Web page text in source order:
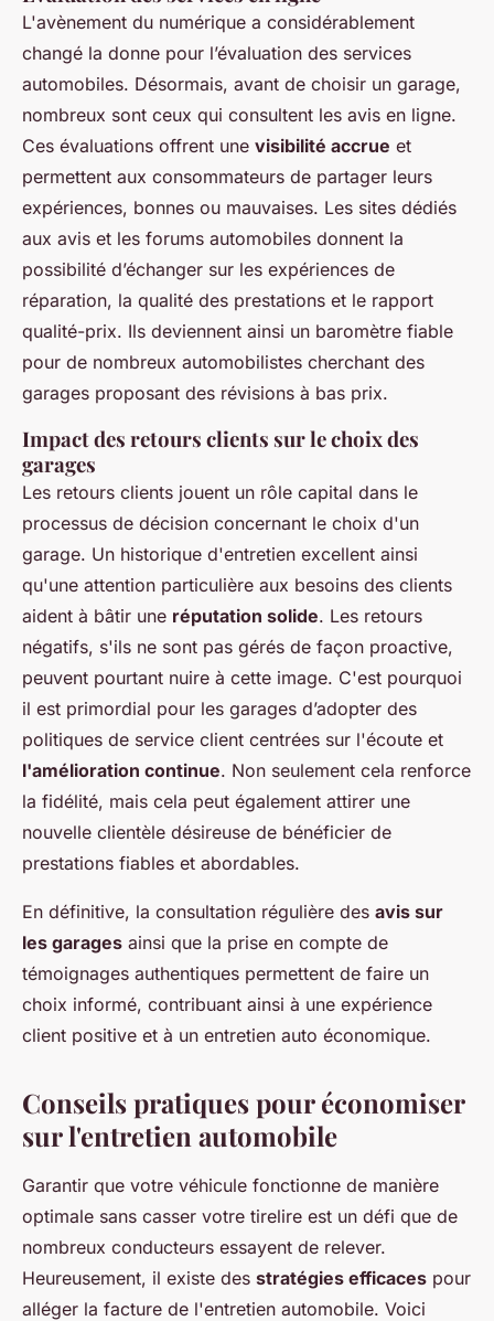
L'avènement du numérique a considérablement
changé la donne pour l’évaluation des services
automobiles. Désormais, avant de choisir un garage,
nombreux sont ceux qui consultent les avis en ligne.
Ces évaluations offrent une visibilité accrue et
permettent aux consommateurs de partager leurs
expériences, bonnes ou mauvaises. Les sites dédiés
aux avis et les forums automobiles donnent la
possibilité d’échanger sur les expériences de
réparation, la qualité des prestations et le rapport
qualité-prix. Ils deviennent ainsi un baromètre fiable
pour de nombreux automobilistes cherchant des
garages proposant des révisions à bas prix.
Impact des retours clients sur le choix des
garages
Les retours clients jouent un rôle capital dans le
processus de décision concernant le choix d'un
garage. Un historique d'entretien excellent ainsi
qu'une attention particulière aux besoins des clients
aident à bâtir une réputation solide. Les retours
négatifs, s'ils ne sont pas gérés de façon proactive,
peuvent pourtant nuire à cette image. C'est pourquoi
il est primordial pour les garages d’adopter des
politiques de service client centrées sur l'écoute et
l'amélioration continue. Non seulement cela renforce
la fidélité, mais cela peut également attirer une
nouvelle clientèle désireuse de bénéficier de
prestations fiables et abordables.
En définitive, la consultation régulière des avis sur
les garages ainsi que la prise en compte de
témoignages authentiques permettent de faire un
choix informé, contribuant ainsi à une expérience
client positive et à un entretien auto économique.
Conseils pratiques pour économiser
sur l'entretien automobile
Garantir que votre véhicule fonctionne de manière
optimale sans casser votre tirelire est un défi que de
nombreux conducteurs essayent de relever.
Heureusement, il existe des stratégies efficaces pour
alléger la facture de l'entretien automobile. Voici